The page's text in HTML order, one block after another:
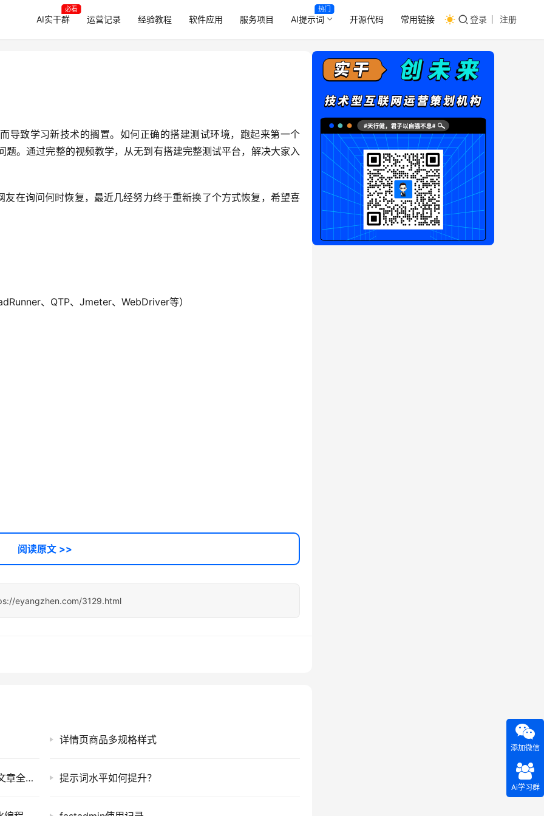
AI实干群
必看
运营记录 经验教程 软件应用 服务项目 AI提示词
热门
开源代码 常用链接 登录 注册
导致学习新技术的搁置。如何正确的搭建测试环境，跑起来第一个
。通过完整的视频教学，从无到有搭建完整测试平台，解决大家入
在询问何时恢复，最近几经努力终于重新换了个方式恢复，希望喜
、QTP、Jmeter、WebDriver等）
阅读原文 >>
eyangzhen.com/3129.html
详情页商品多规格样式
卷死同行不手软！AI 代码工具搞定编写公众号文章全流程，偷偷笑到合不拢嘴 提示词水平如何提升？
添加微信
Ai学习群